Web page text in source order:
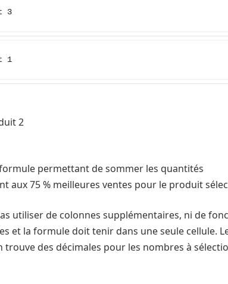
3
1
2
permettant de sommer les quantités
aux 75 % meilleures ventes pour le produit
utiliser de colonnes supplémentaires, ni de
et la formule doit tenir dans une seule cellule.
trouve des décimales pour les nombres à